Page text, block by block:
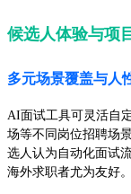
候选人体验与项
多元场景覆盖与人
AI面试工具可灵活自
场等不同岗位招聘场
选人认为自动化面试
海外求职者尤为友好。